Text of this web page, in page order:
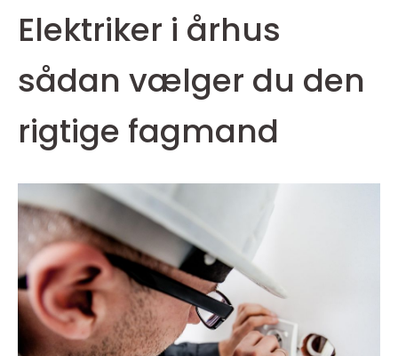
Elektriker i århus
sådan vælger du den
rigtige fagmand